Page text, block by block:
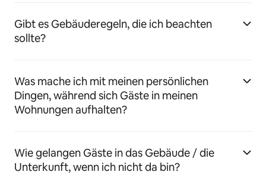
Gibt es Gebäuderegeln, die ich beachten
sollte?
Was mache ich mit meinen persönlichen
Dingen, während sich Gäste in meinen
Wohnungen aufhalten?
Wie gelangen Gäste in das Gebäude / die
Unterkunft, wenn ich nicht da bin?